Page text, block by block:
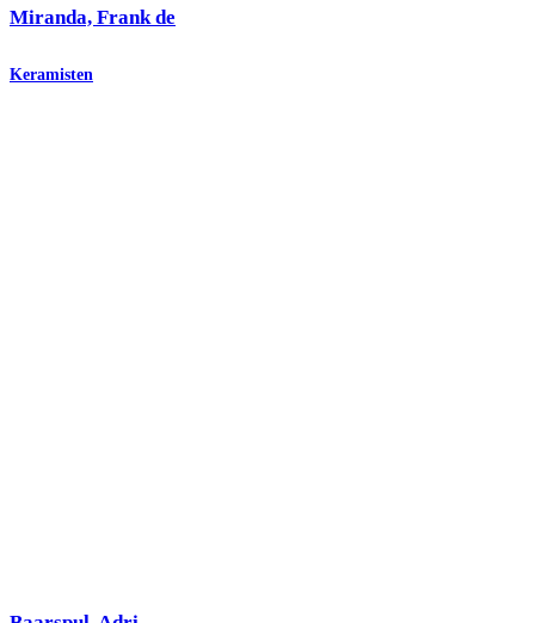
Miranda, Frank de
Keramisten